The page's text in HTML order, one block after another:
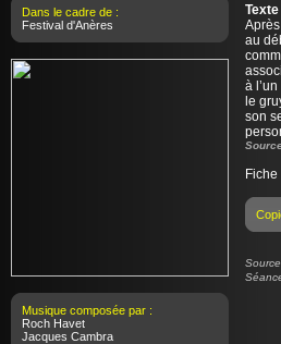
Dans le cadre de :
Festival d'Anères
Musique composée par :
Roch Havet
Jacques Cambra
au
à
le
son